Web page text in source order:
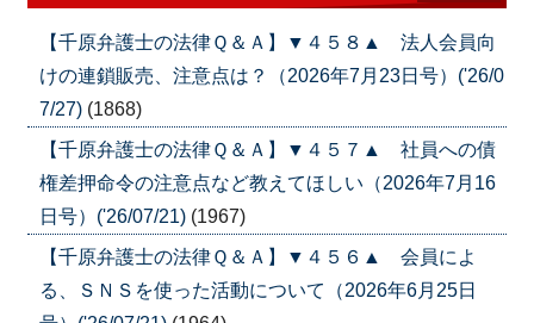
【千原弁護士の法律Ｑ＆Ａ】▼４５８▲ 法人会員向
けの連鎖販売、注意点は？（2026年7月23日号）('26/0
7/27) (1868)
【千原弁護士の法律Ｑ＆Ａ】▼４５７▲ 社員への債
権差押命令の注意点など教えてほしい（2026年7月16
日号）('26/07/21) (1967)
【千原弁護士の法律Ｑ＆Ａ】▼４５６▲ 会員によ
る、ＳＮＳを使った活動について（2026年6月25日